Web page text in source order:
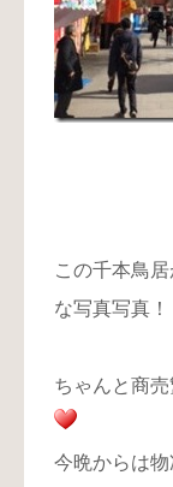
この千本鳥
な写真写真！
ちゃんと商売
今晩からは物